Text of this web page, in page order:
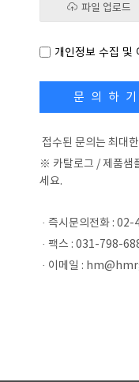
파일 업로드
개인정보 수집 및
문 의 하 기
접수된 문의는 최대
※ 카탈로그 / 제품샘
세요.
· 즉시문의전화 :
· 팩스 : 031-798-
· 이메일 :